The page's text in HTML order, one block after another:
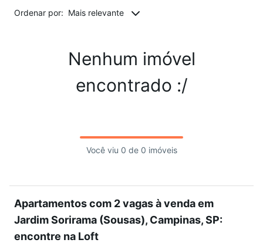
Ordenar por: Mais relevante
Nenhum imóvel
encontrado :/
Você viu 0 de 0 imóveis
Apartamentos com 2 vagas à venda em
Jardim Sorirama (Sousas), Campinas, SP:
encontre na Loft